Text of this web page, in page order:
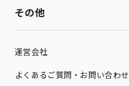
その他
運営会社
よくあるご質問・お問い合わせ